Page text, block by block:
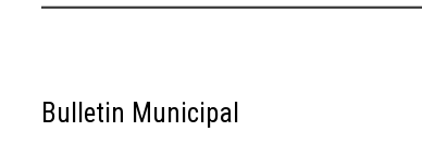
Bulletin Municipal